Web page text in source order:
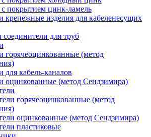
покрытием цинк-ламель
крепежные изделия для кабеленесущих
для труб
горячеоцинкованные (метод
для кабель-каналов
оцинкованные (метод Сендзимира)
горячеоцинкованные (метод
оцинкованные (метод Сендзимира)
пластиковые